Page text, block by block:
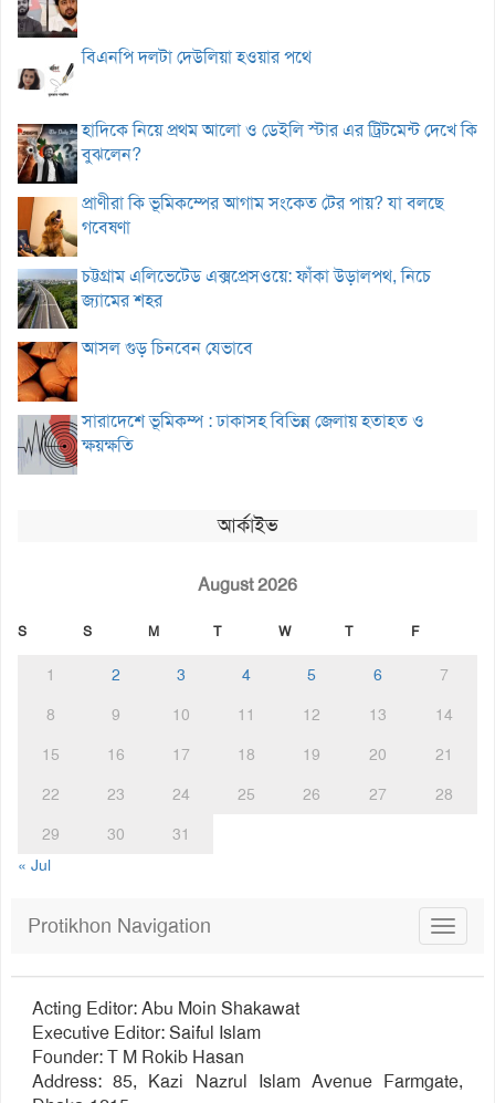
বিএনপি দলটা দেউলিয়া হওয়ার পথে
হাদিকে নিয়ে প্রথম আলো ও ডেইলি স্টার এর ট্রিটমেন্ট দেখে কি
বুঝলেন?
প্রাণীরা কি ভূমিকম্পের আগাম সংকেত টের পায়? যা বলছে
গবেষণা
চট্টগ্রাম এলিভেটেড এক্সপ্রেসওয়ে: ফাঁকা উড়ালপথ, নিচে
জ্যামের শহর
আসল গুড় চিনবেন যেভাবে
সারাদেশে ভূমিকম্প : ঢাকাসহ বিভিন্ন জেলায় হতাহত ও
ক্ষয়ক্ষতি
আর্কাইভ
August 2026
S S M T W T F
1 2 3 4 5 6
7
8
9 10 11 12 13
14
15
16 17 18 19 20
21
22
23 24 25 26 27
28
29
30
31
« Jul
Toggle
Protikhon Navigation
Acting Editor: Abu Moin Shakawat
Executive Editor: Saiful Islam
Founder: T M Rokib Hasan
Address: 85, Kazi Nazrul Islam Avenue Farmgate,